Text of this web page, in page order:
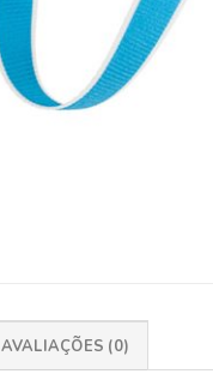
AVALIAÇÕES (0)